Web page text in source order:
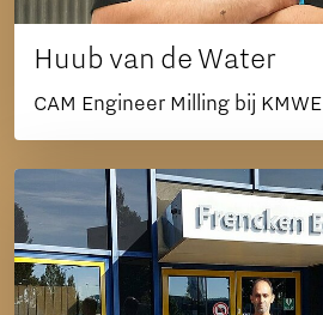
Huub van de Water
CAM Engineer Milling bij KMWE